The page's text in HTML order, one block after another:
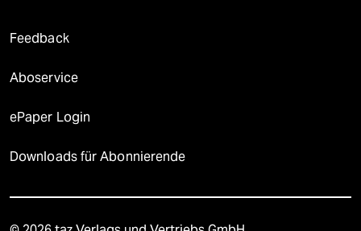
Feedback
Aboservice
ePaper Login
Downloads für Abonnierende